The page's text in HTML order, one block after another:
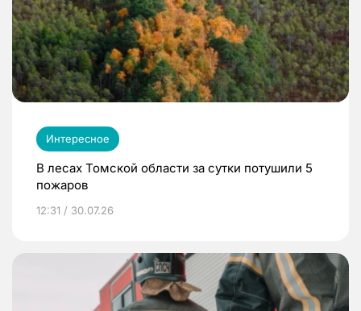
Интересное
В лесах Томской области за сутки потушили 5
пожаров
12:31 / 30.07.26